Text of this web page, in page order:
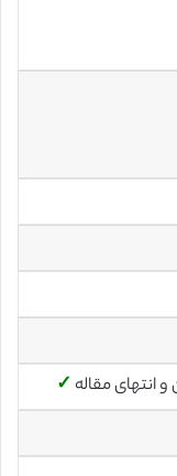
انتهای مقاله ✓